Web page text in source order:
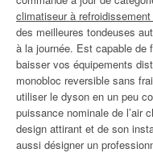
climatiseur à
des meilleures tondeuses
à la journée. Est capable de
baisser vos équipements
monobloc reversible sans
utiliser le dyson en un peu
puissance nominale de l’air
design attirant et de son
aussi désigner un